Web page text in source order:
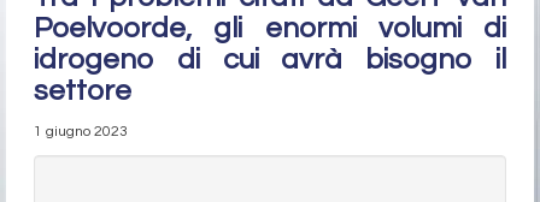
Poelvoorde, gli enormi volumi di
idrogeno di cui avrà bisogno il
settore
1 giugno 2023